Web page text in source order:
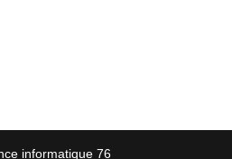
informatique 76